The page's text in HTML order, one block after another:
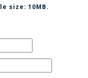
size: 10MB.